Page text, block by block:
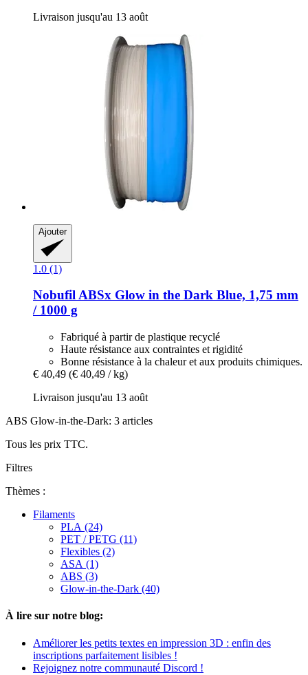
Livraison jusqu'au 13 août
Ajouter
1.0 (1)
NobufilABSx Glow in the Dark Blue, 1,75 mm
/ 1000 g
Fabriqué à partir de plastique recyclé
Haute résistance aux contraintes et rigidité
Bonne résistance à la chaleur et aux produits chimiques.
€ 40,49 (€ 40,49 / kg)
Livraison jusqu'au 13 août
ABS Glow-in-the-Dark: 3 articles
Tous les prix TTC.
Filtres
Thèmes :
Filaments
PLA (24)
PET / PETG (11)
Flexibles (2)
ASA (1)
ABS (3)
Glow-in-the-Dark (40)
À lire sur notre blog:
Améliorer les petits textes en impression 3D : enfin des
inscriptions parfaitement lisibles !
Rejoignez notre communauté Discord !